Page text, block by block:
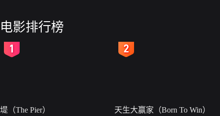
电影排行榜
堤（The Pier） 天生大赢家（Born To Win）